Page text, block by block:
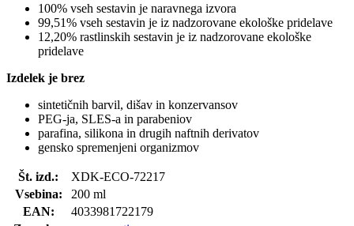
100% vseh sestavin je naravnega izvora
99,51% vseh sestavin je iz nadzorovane ekološke pridelave
12,20% rastlinskih sestavin je iz nadzorovane ekološke
pridelave
Izdelek je brez
sintetičnih barvil, dišav in konzervansov
PEG-ja, SLES-a in parabeniov
parafina, silikona in drugih naftnih derivatov
gensko spremenjeni organizmov
Št. izd.:
XDK-ECO-72217
Vsebina:
200 ml
EAN:
4033981722179